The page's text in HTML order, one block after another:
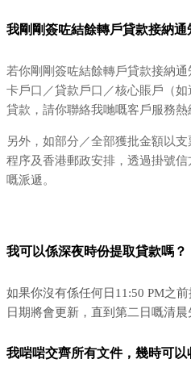
我剛剛簽咗結餘轉戶貸款接納
若你剛剛簽咗結餘轉戶貸款接納
卡戶口／貸款戶口／核心賬戶（
貸款，請你聯絡我哋嘅客戶服務熱
另外，如部分／全部獲批金額以
程序及香港郵政安排，透過掛號
嘅派遞。
我可以係深夜時份提取貸款嗎？
如果你沒有係任何日11:50 PM之
日期將會更新，直到第二日嘅清晨
我啱啱交齊所有文件，幾時可